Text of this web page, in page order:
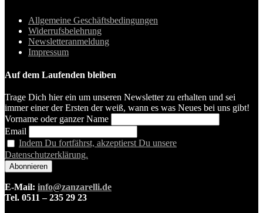
Allgemeine Geschäftsbedingungen
Widerrufsbelehrung
Newsletteranmeldung
Impressum
Auf dem Laufenden bleiben
Trage Dich hier ein um unseren Newsletter zu erhalten und sei
immer einer der Ersten der weiß, wann es was Neues bei uns gibt!
Vorname oder ganzer Name
Email
Indem Du fortfährst, akzeptierst Du unsere
Datenschutzerklärung.
E-Mail: info@zanzarelli.de
Tel. 0511 – 235 29 23